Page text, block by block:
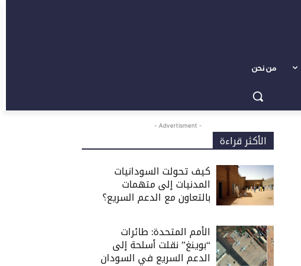
من نحن
- Advertisment -
الأكثر قراءة
كيف تحولت السودانيات
المدنيات إلى متهمات
بالتعاون مع الدعم السريع؟
الأمم المتحدة: طائرات
“بوينغ” نقلت أسلحة إلى
الدعم السريع في السودان